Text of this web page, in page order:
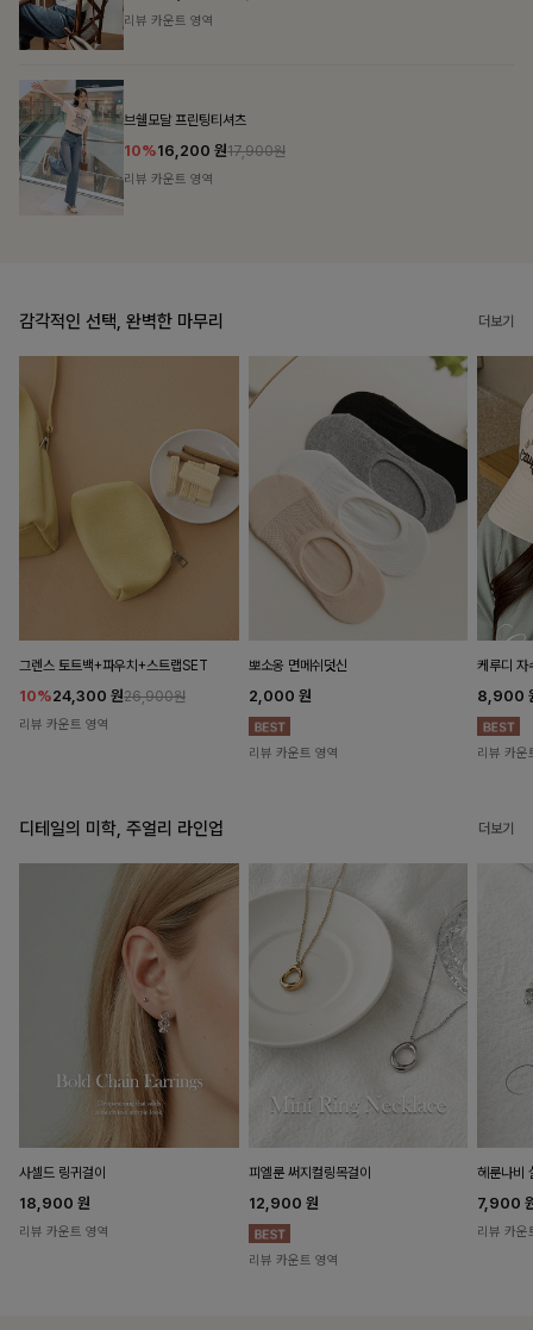
감각적인 선택, 완벽한 마무리 더보기
그렌스 토트백+파우치+스트랩SET
10%24,300 원26,900원
리뷰 카운트 영역
뽀소옹 면메쉬덧신
2,000 원
리뷰 카운트 영역
케루디 자
8,900
리뷰 카운
디테일의 미학, 주얼리 라인업 더보기
사셀드 링귀걸이
18,900 원
리뷰 카운트 영역
피엘룬 써지컬링목걸이
12,900 원
리뷰 카운트 영역
헤룬나비
7,900
리뷰 카운